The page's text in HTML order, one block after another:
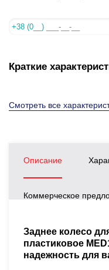
Краткие
Смотреть все
Описание
Коммерческое
Заднее колесо
пластиковое
надежность для